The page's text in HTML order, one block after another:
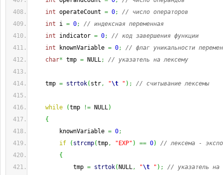
int operateCount = 0;
// число операторов
int i = 0;
// индексная переменная
int indicator = 0;
// код завершения функции
int knownVariable = 0;
// флаг уникальности
char* tmp = NULL; // указатель на лексему
tmp = strtok( str, "\t " ) ; // считывание лексемы
while (tmp != NULL)
{
knownVariable = 0;
if
( strcmp(tmp, "EXP" ) == 0)
// лексема -
{
tmp = strtok( NULL, "\t " ) ;
// указатель на